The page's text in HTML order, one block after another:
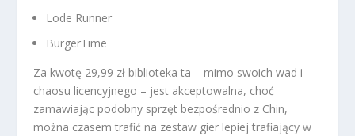
Lode Runner
BurgerTime
Za kwotę 29,99 zł biblioteka ta – mimo swoich wad i
chaosu licencyjnego – jest akceptowalna, choć
zamawiając podobny sprzęt bezpośrednio z Chin,
można czasem trafić na zestaw gier lepiej trafiający w